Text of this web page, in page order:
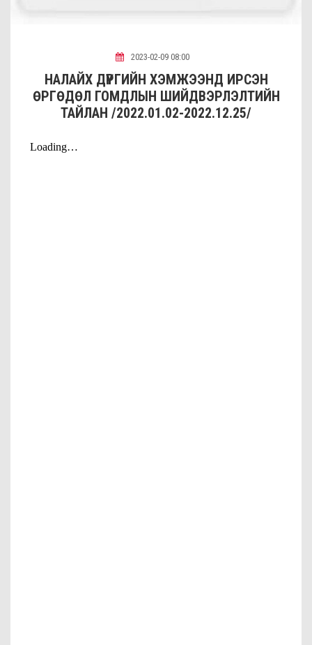
2023-02-09 08:00
НАЛАЙХ ДҮҮРГИЙН ХЭМЖЭЭНД ИРСЭН
ӨРГӨДӨЛ ГОМДЛЫН ШИЙДВЭРЛЭЛТИЙН
ТАЙЛАН /2022.01.02-2022.12.25/